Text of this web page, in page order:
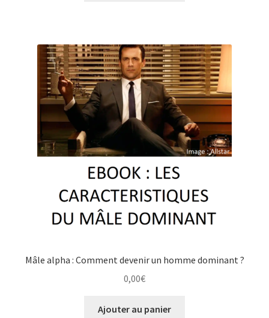
Mâle alpha : Comment devenir un homme dominant ?
0,00€
Ajouter au panier